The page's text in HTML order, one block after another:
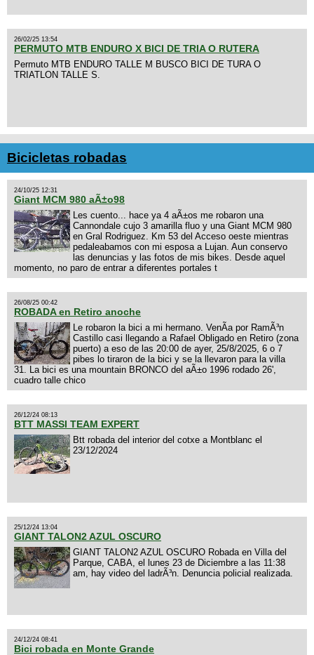
26/02/25 13:54
PERMUTO MTB ENDURO X BICI DE TRIA O RUTERA
Permuto MTB ENDURO TALLE M BUSCO BICI DE TURA O
TRIATLON TALLE S.
Bicicletas robadas
24/10/25 12:31
Giant MCM 980 aÃ±o98
Les cuento... hace ya 4 aÃ±os me robaron una
Cannondale cujo 3 amarilla fluo y una Giant MCM 980
en Gral Rodriguez. Km 53 del Acceso oeste mientras
pedaleabamos con mi esposa a Lujan. Aun conservo
las denuncias y las fotos de mis bikes. Desde aquel
momento, no paro de entrar a diferentes portales t
26/08/25 00:42
ROBADA en Retiro anoche
Le robaron la bici a mi hermano. VenÃ­a por RamÃ³n
Castillo casi llegando a Rafael Obligado en Retiro (zona
puerto) a eso de las 20:00 de ayer, 25/8/2025, 6 o 7
pibes lo tiraron de la bici y se la llevaron para la villa
31. La bici es una mountain BRONCO del aÃ±o 1996 rodado 26',
cuadro talle chico
26/12/24 08:13
BTT MASSI TEAM EXPERT
Btt robada del interior del cotxe a Montblanc el
23/12/2024
25/12/24 13:04
GIANT TALON2 AZUL OSCURO
GIANT TALON2 AZUL OSCURO Robada en Villa del
Parque, CABA, el lunes 23 de Diciembre a las 11:38
am, hay video del ladrÃ³n. Denuncia policial realizada.
24/12/24 08:41
Bici robada en Monte Grande